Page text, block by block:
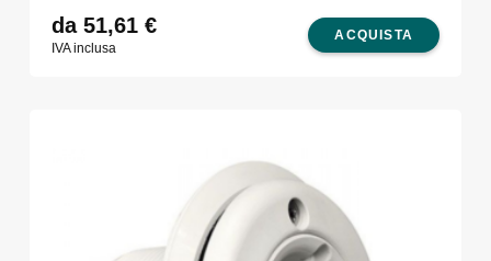
ACQUISTA
da 51,61 €
IVA inclusa